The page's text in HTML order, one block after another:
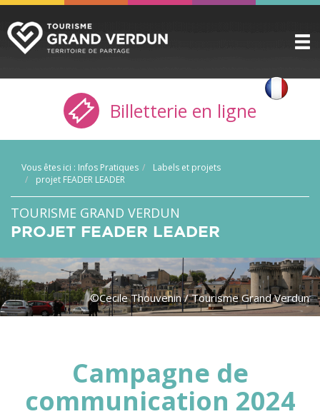
DÉCOUVRIR
A VOIR / A FAIRE
INFOS PRATIQUES
SERVICE GROUPES
ESPACE PRO
CITADELLE
BILLETTERIE
Billetterie en ligne
Vous êtes ici : Infos Pratiques
Labels et projets
projet FEADER LEADER
TOURISME GRAND VERDUN
PROJET FEADER LEADER
©Cecile Thouvenin / Tourisme Grand Verdun
Campagne de
communication 2024